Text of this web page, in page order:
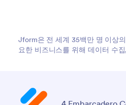
Jform은 전 세계 35백만 명 이상
요한 비즈니스를 위해 데이터 수